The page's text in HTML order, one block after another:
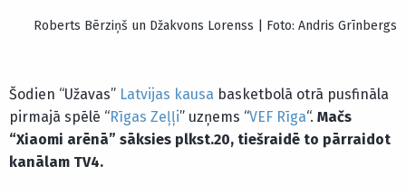
Roberts Bērziņš un Džakvons Lorenss | Foto: Andris Grīnbergs
Šodien “Užavas” Latvijas kausa basketbolā otrā pusfināla
pirmajā spēlē “Rīgas Zeļļi” uzņems “VEF Rīga“. Mačs
“Xiaomi arēnā” sāksies plkst.20, tiešraidē to pārraidot
kanālam TV4.